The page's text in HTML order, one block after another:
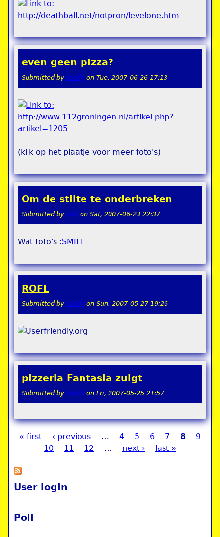
even geen pizza?
Submitted by teddy on Tue, 2007-06-26 17:13
(klik op het plaatje voor meer foto's)
Om de stilte te onderbreken
Submitted by stel on Sat, 2007-06-23 22:37
Wat foto's :SMILE
ROFL
Submitted by teddy on Sun, 2007-05-27 19:26
pizzeria Fantasia zuigt
Submitted by teddy on Fri, 2007-05-25 21:57
Pages
« first ‹ previous … 4 5 6 7 8
9
10
11 12 … next › last »
User login
Poll